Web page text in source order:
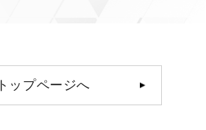
トップページへ